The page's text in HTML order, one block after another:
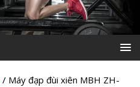
/ Máy đạp đùi xiên MBH ZH-